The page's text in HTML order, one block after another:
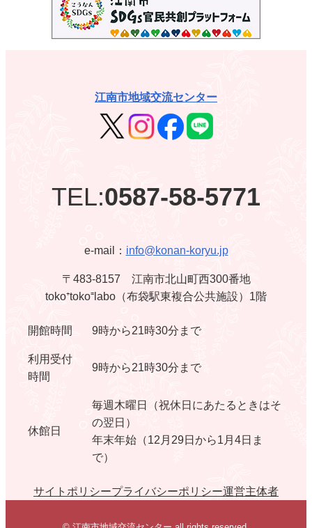
江南市地域交流センター
TEL:0587-58-5771
e-mail： info@konan-koryu.jp
〒483-8157 江南市北山町西300番地
toko⁺toko⁼labo（布袋駅東複合公共施設）1階
開館時間 9時から21時30分まで
利用受付
時間
9時から21時30分まで
休館日
毎週木曜日（祝休日にあたるときはそ
の翌日）
年末年始（12月29日から1月4日ま
で）
サイトポリシープライバシーポリシー運営主体者